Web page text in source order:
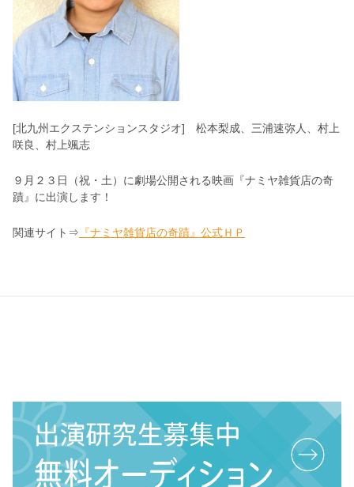
[北九州エクステンションスタジオ] 松本梨成、三浦速弥人、村上
咲良、村上颯志
９月２３日（祝・土）に劇場公開される映画『ナミヤ雑貨店の奇
蹟』に出演します！
関連サイト⇒ 『ナミヤ雑貨店の奇蹟』公式ＨＰ